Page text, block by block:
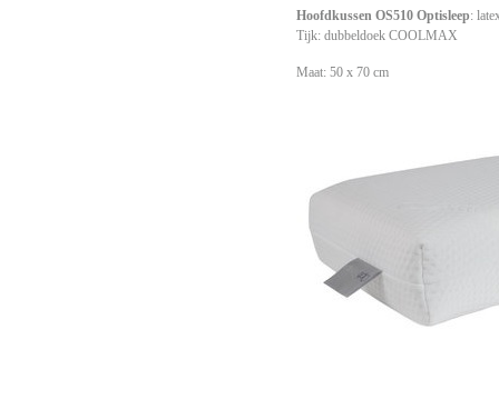
Hoofdkussen OS510 Optisleep:
Tijk: dubbeldoek COOLMAX
Maat: 50 x 70 cm